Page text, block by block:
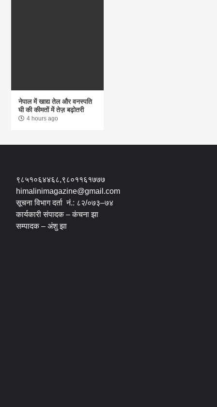
नेपाल में खाद्य तेल और वनस्पति
घी की कीमतों में तेज़ बढ़ोतरी
4 hours ago
९८५१०६४४६८,९८०११६१७७७
himalinimagazine@gmail.com
सूचना विभाग दर्ता नं.: ८२/०७३–७४
कार्यकारी संपादक – कंचना झा
सम्पादक – अंशु झा